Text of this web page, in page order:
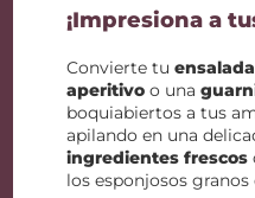
¡Impresiona a
Convierte tu
aperitivo o una
boquiabiertos a tus
apilando en una
ingredientes frescos
los esponjosos